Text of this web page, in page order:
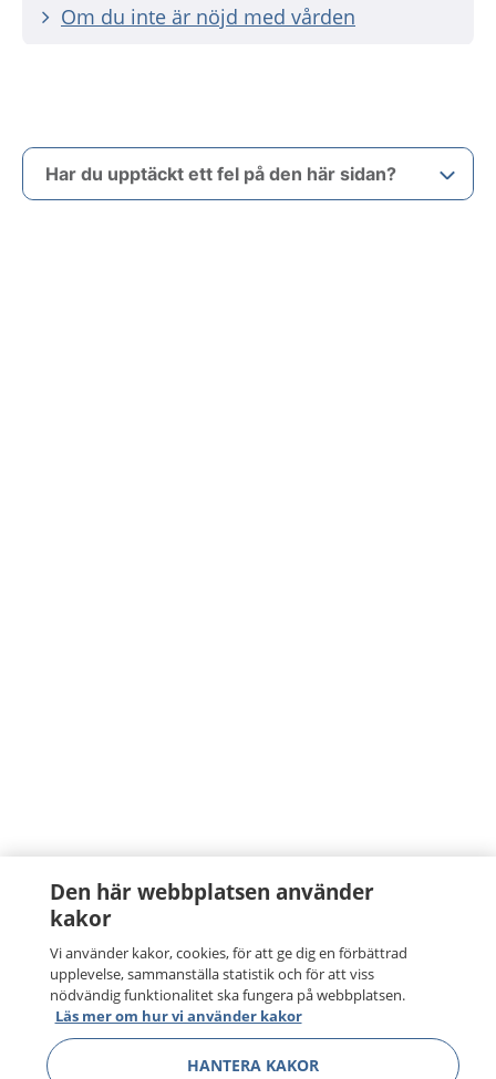
Om du inte är nöjd med vården
Har du upptäckt ett fel på den här sidan?
Den här webbplatsen använder
kakor
Vi använder kakor, cookies, för att ge dig en förbättrad
upplevelse, sammanställa statistik och för att viss
nödvändig funktionalitet ska fungera på webbplatsen.
Läs mer om hur vi använder kakor
HANTERA KAKOR